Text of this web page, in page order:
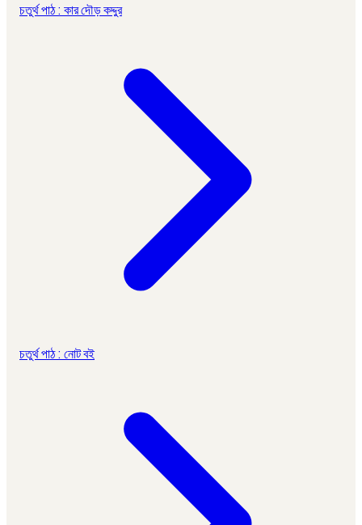
চতুর্থ পাঠ : কার দৌড় কদ্দুর
চতুর্থ পাঠ : নোট বই